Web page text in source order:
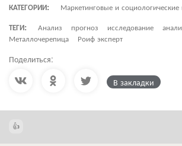
КАТЕГОРИИ:
Маркетинговые и социологические
ТЕГИ:
Анализ прогноз исследование
Металлочерепица
Роиф эксперт
Поделиться:
В закладки